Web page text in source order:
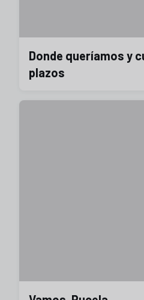
Donde queríamos y
plazos